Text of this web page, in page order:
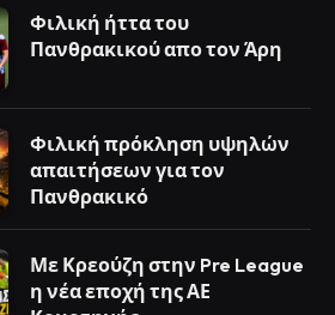
Φιλική ήττα του
Πανθρακικού απο τον Άρη
Φιλική πρόκληση υψηλών
απαιτήσεων για τον
Πανθρακικό
Με Κρεούζη στην Pre League
η νέα εποχή της ΑΕ